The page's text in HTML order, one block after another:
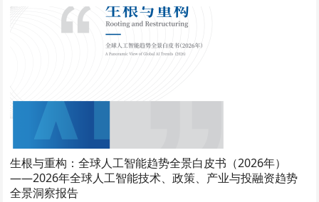
生根与重构：全球人工智能趋势全景白皮书（2026年）
——2026年全球人工智能技术、政策、产业与投融资趋势
全景洞察报告